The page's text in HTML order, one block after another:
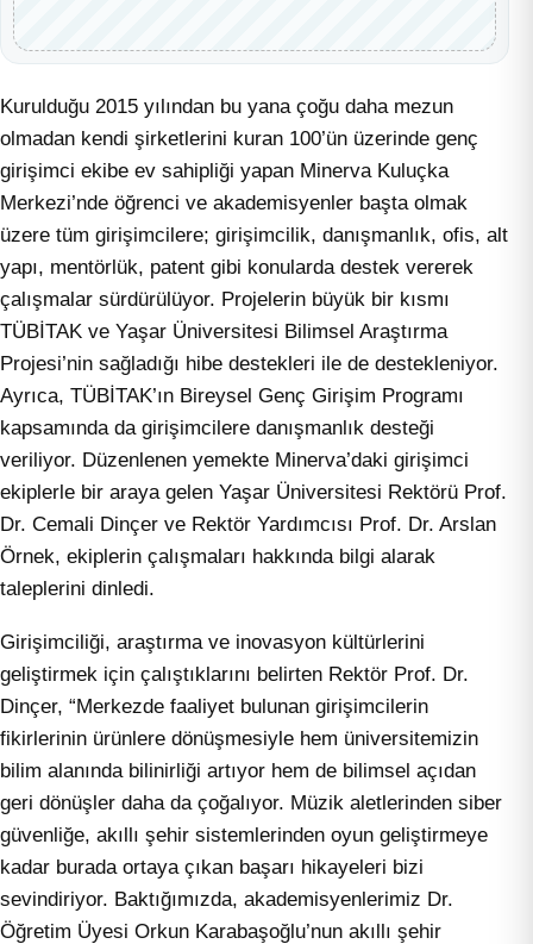
Kurulduğu 2015 yılından bu yana çoğu daha mezun
olmadan kendi şirketlerini kuran 100’ün üzerinde genç
girişimci ekibe ev sahipliği yapan Minerva Kuluçka
Merkezi’nde öğrenci ve akademisyenler başta olmak
üzere tüm girişimcilere; girişimcilik, danışmanlık, ofis, alt
yapı, mentörlük, patent gibi konularda destek vererek
çalışmalar sürdürülüyor. Projelerin büyük bir kısmı
TÜBİTAK ve Yaşar Üniversitesi Bilimsel Araştırma
Projesi’nin sağladığı hibe destekleri ile de destekleniyor.
Ayrıca, TÜBİTAK’ın Bireysel Genç Girişim Programı
kapsamında da girişimcilere danışmanlık desteği
veriliyor. Düzenlenen yemekte Minerva’daki girişimci
ekiplerle bir araya gelen Yaşar Üniversitesi Rektörü Prof.
Dr. Cemali Dinçer ve Rektör Yardımcısı Prof. Dr. Arslan
Örnek, ekiplerin çalışmaları hakkında bilgi alarak
taleplerini dinledi.
Girişimciliği, araştırma ve inovasyon kültürlerini
geliştirmek için çalıştıklarını belirten Rektör Prof. Dr.
Dinçer, “Merkezde faaliyet bulunan girişimcilerin
fikirlerinin ürünlere dönüşmesiyle hem üniversitemizin
bilim alanında bilinirliği artıyor hem de bilimsel açıdan
geri dönüşler daha da çoğalıyor. Müzik aletlerinden siber
güvenliğe, akıllı şehir sistemlerinden oyun geliştirmeye
kadar burada ortaya çıkan başarı hikayeleri bizi
sevindiriyor. Baktığımızda, akademisyenlerimiz Dr.
Öğretim Üyesi Orkun Karabaşoğlu’nun akıllı şehir